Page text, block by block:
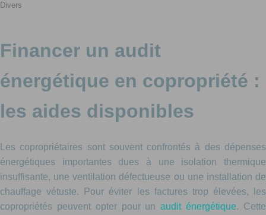
Divers
Financer un audit
énergétique en copropriété :
les aides disponibles
Les copropriétaires sont souvent confrontés à des dépenses
énergétiques importantes dues à une isolation thermique
insuffisante, une ventilation défectueuse ou une installation de
chauffage vétuste. Pour éviter les factures trop élevées, les
copropriétés peuvent opter pour unaudit énergétique. Cette